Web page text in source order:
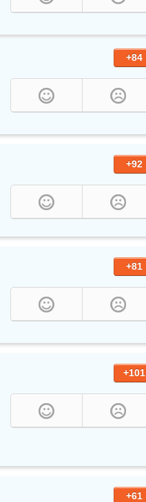
+84
+92
+81
+101
+61